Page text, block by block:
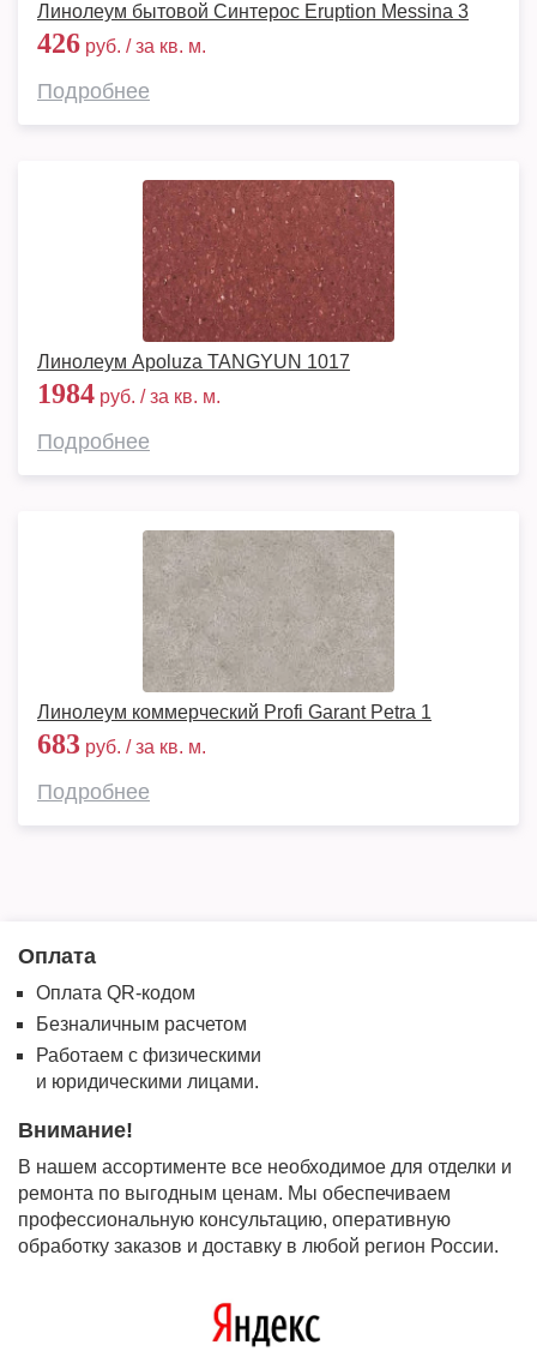
Линолеум бытовой Синтерос Eruption Messina 3
426 руб. / за кв. м.
Подробнее
Линолеум Apoluza TANGYUN 1017
1984 руб. / за кв. м.
Подробнее
Линолеум коммерческий Profi Garant Petra 1
683 руб. / за кв. м.
Подробнее
Оплата
Оплата QR-кодом
Безналичным расчетом
Работаем с физическими
и юридическими лицами.
Внимание!
В нашем ассортименте все необходимое для отделки и
ремонта по выгодным ценам. Мы обеспечиваем
профессиональную консультацию, оперативную
обработку заказов и доставку в любой регион России.